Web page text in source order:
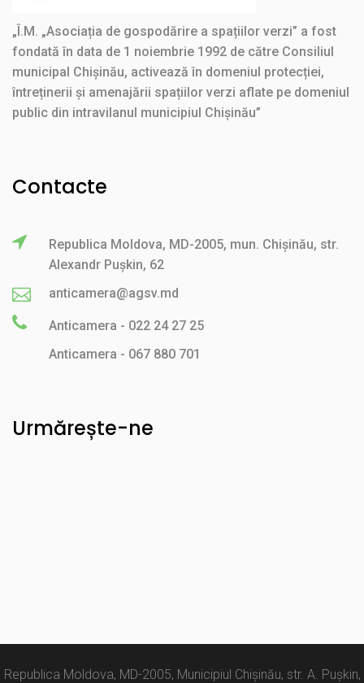
„Î.M. „Asociația de gospodărire a spațiilor verzi” a fost
fondată în data de 1 noiembrie 1992 de către Consiliul
municipal Chișinău, activează în domeniul protecției,
întreținerii și amenajării spațiilor verzi aflate pe domeniul
public din intravilanul municipiul Chișinău”
Contacte
Republica Moldova, MD-2005, mun. Chișinău, str.
Alexandr Pușkin, 62
anticamera@agsv.md
Anticamera - 022 24 27 25
Anticamera - 067 880 701
Urmărește-ne
Republica Moldova, MD-2005, Municipiul Chișinău, str. A. Pușkin,